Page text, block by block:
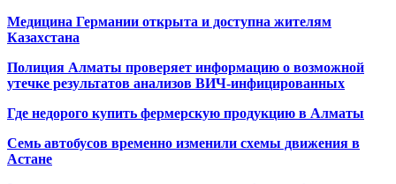
Медицина Германии открыта и доступна жителям
Казахстана
Полиция Алматы проверяет информацию о возможной
утечке результатов анализов ВИЧ-инфицированных
Где недорого купить фермерскую продукцию в Алматы
Семь автобусов временно изменили схемы движения в
Астане